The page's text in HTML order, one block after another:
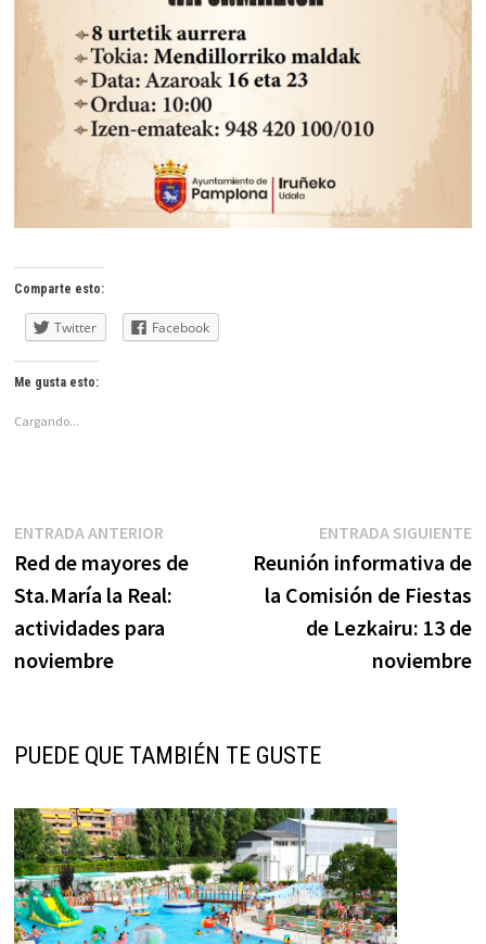
Comparte esto:
Twitter Facebook
Me gusta esto:
Cargando...
Navegación
de
entradas
ENTRADA ANTERIOREntrada
anterior:
Red de mayores de
Sta.María la Real:
actividades para
noviembre
ENTRADA SIGUIENTE
Reunión informativa de
la Comisión de Fiestas
de Lezkairu: 13 de
noviembre
PUEDE QUE TAMBIÉN TE GUSTE